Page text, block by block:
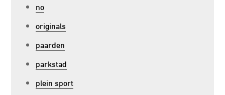
no
originals
paarden
parkstad
plein sport